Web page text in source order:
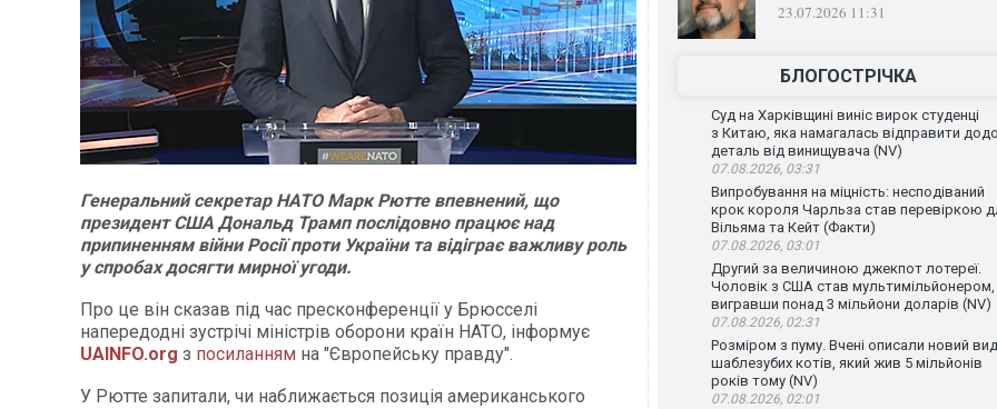
Генеральний секретар НАТО Марк Рютте впевнений, що
президент США Дональд Трамп послідовно працює над
припиненням війни Росії проти України та відіграє важливу роль
у спробах досягти мирної угоди.
Про це він сказав під час пресконференції у Брюсселі
напередодні зустрічі міністрів оборони країн НАТО, інформує
UAINFO.org з посиланням на "Європейську правду".
У Рютте запитали, чи наближається позиція американського
23.07.2026 11:31
БЛОГОСТРІЧКА
Суд на Харківщині виніс вирок студенці
з Китаю, яка намагалась відправити
деталь від винищувача (NV)
07.08.2026, 03:31
Випробування на міцність: несподіваний
крок короля Чарльза став перевіркою
Вільяма та Кейт (Факти)
07.08.2026, 03:01
Другий за величиною джекпот лотереї.
Чоловік з США став мультимільйонером,
вигравши понад 3 мільйони доларів (NV)
07.08.2026, 02:31
Розміром з пуму. Вчені описали новий вид
шаблезубих котів, який жив 5 мільйонів
років тому (NV)
07.08.2026, 02:01